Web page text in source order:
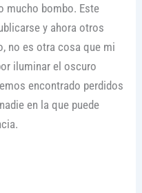
mucho bombo. Este
y ahora otros
no es otra cosa que mi
iluminar el oscuro
encontrado perdidos
en la que puede